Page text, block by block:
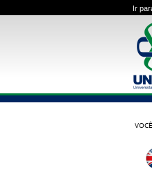
Ir